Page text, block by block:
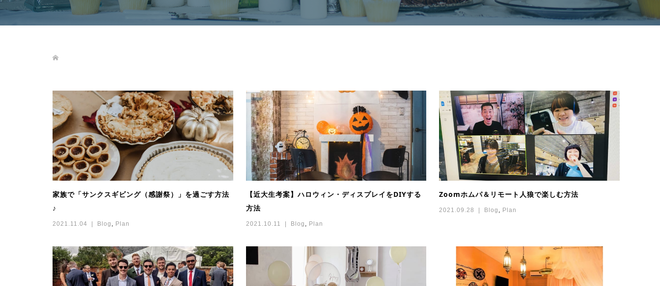
家族で「サンクスギビング（感謝祭）」を過ごす方法
♪
2021.11.04 Blog Plan
【近大生考案】ハロウィン・ディスプレイをDIYする
方法
2021.10.11 Blog Plan
Zoomホムパ＆リモート人狼で楽しむ方法
2021.09.28 Blog Plan